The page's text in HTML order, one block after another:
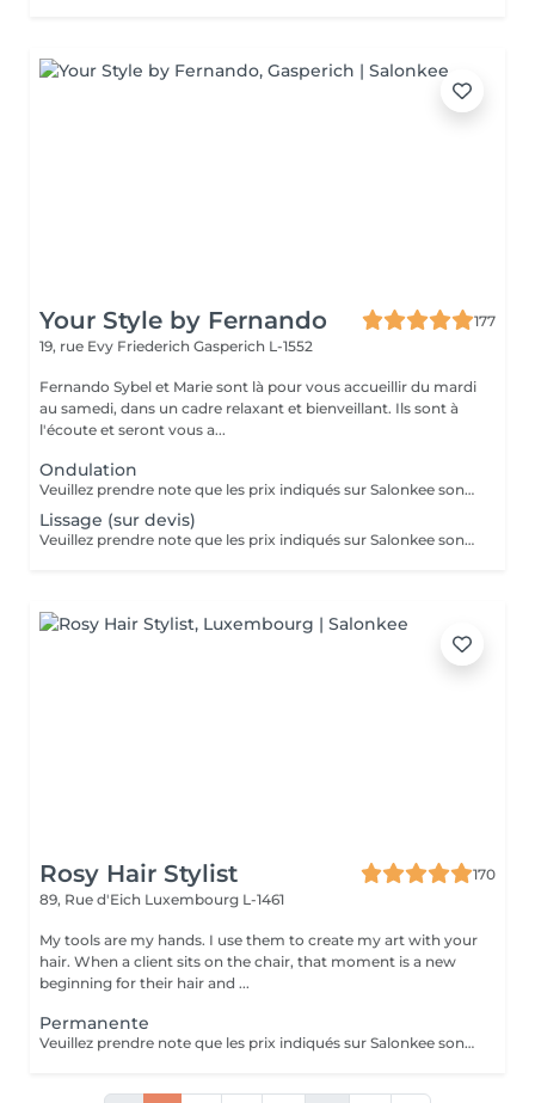
Your Style by Fernando
177
19, rue Evy Friederich Gasperich L-1552
Fernando Sybel et Marie sont là pour vous accueillir du mardi
au samedi, dans un cadre relaxant et bienveillant. Ils sont à
l'écoute et seront vous a...
Ondulation
Veuillez prendre note que les prix indiqués sur Salonkee sont communiqués à titre informatif et s'entendent de base. Ces derniers sont susceptibles de varier selon le diagnostic réalisé à votre arrivée au salon et l'expertise du professionnel à qui vous confiez votre beauté. Dans tous les cas, un devis précis vous sera proposé et toutes réalisations de prestations seront effectuées avec votre accord. Un grand merci d'avance pour votre compréhension. Au plaisir de vous revoir très vite.
Lissage (sur devis)
Veuillez prendre note que les prix indiqués sur Salonkee sont communiqués à titre informatif et s'entendent de base. Ces derniers sont susceptibles de varier selon le diagnostic réalisé à votre arrivée au salon et l'expertise du professionnel à qui vous confiez votre beauté. Dans tous les cas, un devis précis vous sera proposé et toutes réalisations de prestations seront effectuées avec votre accord. Un grand merci d'avance pour votre compréhension. Au plaisir de vous revoir très vite.
Rosy Hair Stylist
170
89, Rue d'Eich Luxembourg L-1461
My tools are my hands. I use them to create my art with your
hair. When a client sits on the chair, that moment is a new
beginning for their hair and ...
Permanente
Veuillez prendre note que les prix indiqués sur Salonkee sont communiqués à titre informatif et s'entendent de base. Ces derniers sont susceptibles de varier selon le diagnostic réalisé à votre arrivée au salon et l'expertise du professionnel à qui vous confiez votre beauté. Dans tous les cas, un devis précis vous sera proposé et toutes réalisations de prestations seront effectuées avec votre accord. Un grand merci d'avance pour votre compréhension. Au plaisir de vous recevoir très vite.